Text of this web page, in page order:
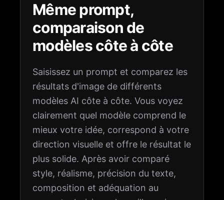
Même prompt,
comparaison de
modèles côte à côte
Saisissez un prompt et comparez les
résultats d'image de différents
modèles AI côte à côte. Vous voyez
clairement quel modèle comprend le
mieux votre idée, correspond à votre
direction visuelle et offre le résultat le
plus solide. Après avoir comparé
style, réalisme, précision du texte,
composition et adéquation au